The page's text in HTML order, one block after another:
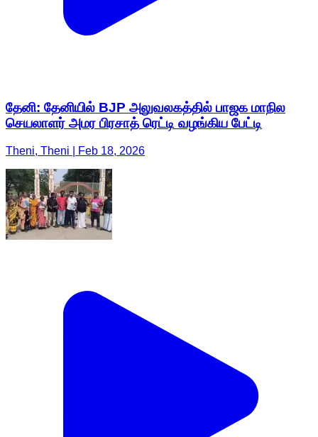
தேனி: தேனியில் BJP அலுவலகத்தில் பாஜக மாநில
செயலாளர் அமர பிரசாத் ரெட்டி வழங்கிய பேட்டி
Theni, Theni | Feb 18, 2026